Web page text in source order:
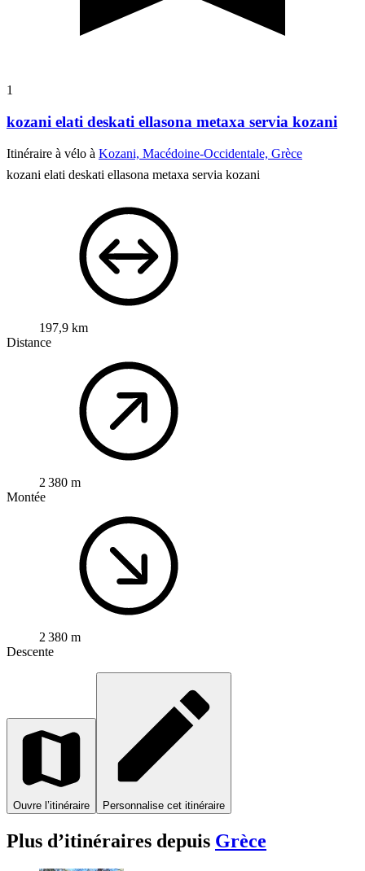
1
kozani elati deskati ellasona metaxa servia kozani
Itinéraire à vélo à Kozani, Macédoine-Occidentale, Grèce
kozani elati deskati ellasona metaxa servia kozani
197,9 km
Distance
2 380 m
Montée
2 380 m
Descente
Ouvre l’itinéraire Personnalise cet itinéraire
Plus d’itinéraires depuis Grèce